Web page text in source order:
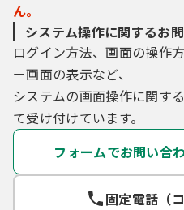
ん。
システム操作に関するお
ログイン方法、画面の操作
ー画面の表示など、
システムの画面操作に関す
て受け付けています。
フォームでお問い合
固定電話（